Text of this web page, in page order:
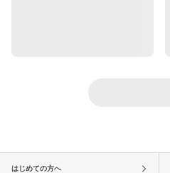
はじめての方へ